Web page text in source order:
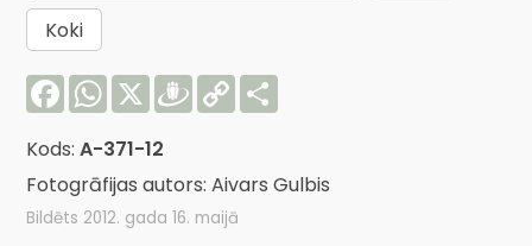
Koki
FacebookWhatsApp
X Draugiem
Copy
Link
Kods:A-371-12
Fotogrāfijas autors: Aivars Gulbis
Bildēts 2012. gada 16. maijā